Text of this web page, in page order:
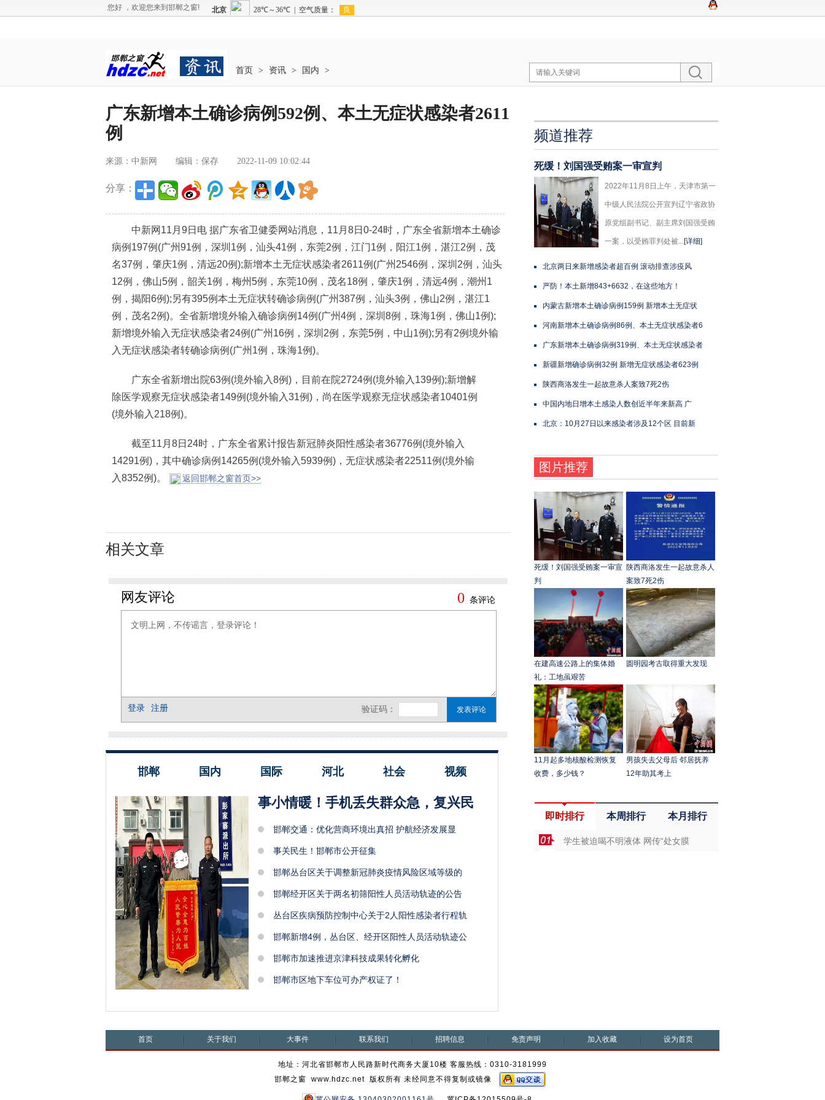
您好 ，欢迎您来到邯郸之窗!
首页 > 资讯 > 国内 >
广东新增本土确诊病例592例、本土无症状感染者2611
例
来源：中新网 编辑：保存 2022-11-09 10:02:44
分享：
中新网11月9日电 据广东省卫健委网站消息，11月8日0-24时，广东全省新增本土确诊
病例197例(广州91例，深圳1例，汕头41例，东莞2例，江门1例，阳江1例，湛江2例，茂
名37例，肇庆1例，清远20例);新增本土无症状感染者2611例(广州2546例，深圳2例，汕头
12例，佛山5例，韶关1例，梅州5例，东莞10例，茂名18例，肇庆1例，清远4例，潮州1
例，揭阳6例);另有395例本土无症状转确诊病例(广州387例，汕头3例，佛山2例，湛江1
例，茂名2例)。全省新增境外输入确诊病例14例(广州4例，深圳8例，珠海1例，佛山1例);
新增境外输入无症状感染者24例(广州16例，深圳2例，东莞5例，中山1例);另有2例境外输
入无症状感染者转确诊病例(广州1例，珠海1例)。
广东全省新增出院63例(境外输入8例)，目前在院2724例(境外输入139例);新增解
除医学观察无症状感染者149例(境外输入31例)，尚在医学观察无症状感染者10401例
(境外输入218例)。
截至11月8日24时，广东全省累计报告新冠肺炎阳性感染者36776例(境外输入
14291例)，其中确诊病例14265例(境外输入5939例)，无症状感染者22511例(境外输
入8352例)。
返回邯郸之窗首页>>
相关文章
邯郸 国内 国际 河北 社会 视频
事小情暖！手机丢失群众急，复兴民
邯郸交通：优化营商环境出真招 护航经济发展显
事关民生！邯郸市公开征集
邯郸丛台区关于调整新冠肺炎疫情风险区域等级的
邯郸经开区关于两名初筛阳性人员活动轨迹的公告
丛台区疾病预防控制中心关于2人阳性感染者行程轨
邯郸新增4例，丛台区、经开区阳性人员活动轨迹公
邯郸市加速推进京津科技成果转化孵化
邯郸市区地下车位可办产权证了！
频道推荐
死缓！刘国强受贿案一审宣判
2022年11月8日上午，天津市第一
中级人民法院公开宣判辽宁省政协
原党组副书记、副主席刘国强受贿
一案，以受贿罪判处被...[详细]
北京两日来新增感染者超百例 滚动排查涉疫风
严防！本土新增843+6632，在这些地方！
内蒙古新增本土确诊病例159例 新增本土无症状
河南新增本土确诊病例86例、本土无症状感染者6
广东新增本土确诊病例319例、本土无症状感染者
新疆新增确诊病例32例 新增无症状感染者623例
陕西商洛发生一起故意杀人案致7死2伤
中国内地日增本土感染人数创近半年来新高 广
北京：10月27日以来感染者涉及12个区 目前新
图片推荐
死缓！刘国强受贿案一审宣
判
陕西商洛发生一起故意杀人
案致7死2伤
在建高速公路上的集体婚
礼：工地虽艰苦
圆明园考古取得重大发现
11月起多地核酸检测恢复
收费，多少钱？
男孩失去父母后 邻居抚养
12年助其考上
即时排行 本周排行 本月排行
学生被迫喝不明液体 网传“处女膜
首页 关于我们 大事件 联系我们 招聘信息 免责声明 加入收藏 设为首页
地址：河北省邯郸市人民路新时代商务大厦10楼 客服热线：0310-3181999
邯郸之窗 www.hdzc.net 版权所有 未经同意不得复制或镜像